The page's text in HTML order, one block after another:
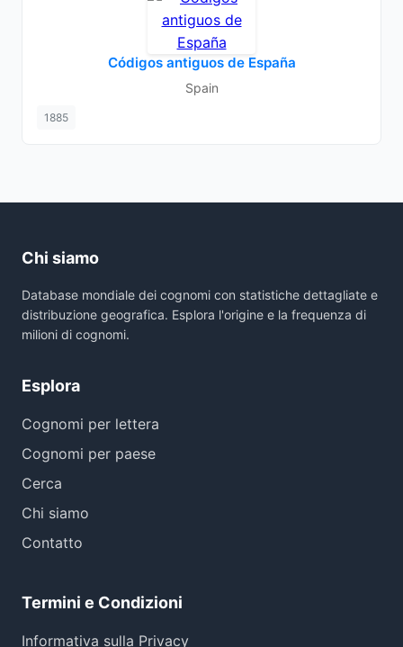
Códigos antiguos de España
Spain
1885
Chi siamo
Database mondiale dei cognomi con statistiche dettagliate e
distribuzione geografica. Esplora l'origine e la frequenza di
milioni di cognomi.
Esplora
Cognomi per lettera
Cognomi per paese
Cerca
Chi siamo
Contatto
Termini e Condizioni
Informativa sulla Privacy